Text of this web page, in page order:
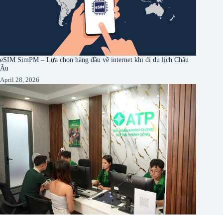
eSIM SimPM – Lựa chọn hàng đầu về internet khi đi du lịch Châu
Âu
April 28, 2026